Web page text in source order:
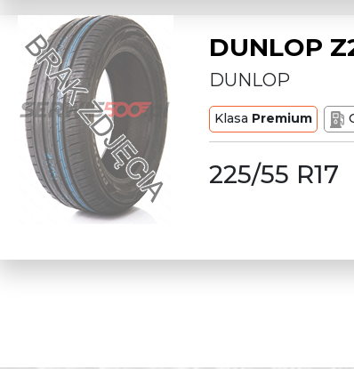
DUNLOP
DUNLOP
Klasa Premium
225/55 R17